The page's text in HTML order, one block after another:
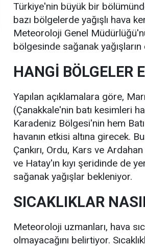
Türkiye'nin büyük bir
bazı bölgelerde yağışlı hava
Meteoroloji Genel
bölgesinde sağanak
HANGİ BÖLGELER
Yapılan açıklamalara göre,
(Çanakkale'nin batı kesimleri
Karadeniz Bölgesi'nin hem Batı
havanın etkisi altına girecek.
Çankırı, Ordu, Kars ve
ve Hatay'ın kıyı şeridinde de
sağanak yağışlar bekleniyor.
SICAKLIKLAR
Meteoroloji uzmanları, hava
olmayacağını belirtiyor.